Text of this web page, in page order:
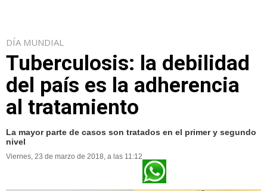
DÍA MUNDIAL
Tuberculosis: la debilidad
del país es la adherencia
al tratamiento
La mayor parte de casos son tratados en el primer y segundo
nivel
Viernes, 23 de marzo de 2018, a las 11:12